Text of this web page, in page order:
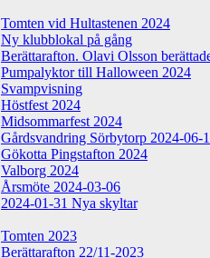
Tomten vid Hultastenen 2024
Ny klubblokal på gång
Berättarafton. Olavi Olsson
Pumpalyktor till Halloween 2024
Svampvisning
Höstfest 2024
Midsommarfest 2024
Gårdsvandring Sörbytorp 2024-06-
Gökotta Pingstafton 2024
Valborg 2024
Årsmöte 2024-03-06
2024-01-31 Nya skyltar
Tomten 2023
Berättarafton 22/11-2023